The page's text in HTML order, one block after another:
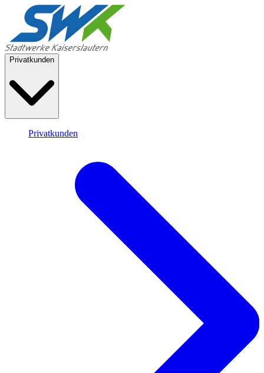
Privatkunden
Privatkunden